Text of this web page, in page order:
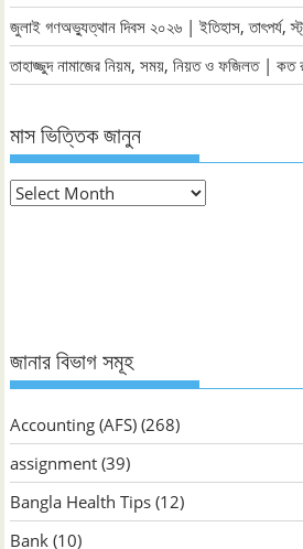
জুলাই গণঅভ্যুত্থান দিবস ২০২৬ | ইতিহাস, তাৎপর্য,
তাহাজ্জুদ নামাজের নিয়ম, সময়, নিয়ত ও ফজিলত | কত
মাস ভিত্তিক জানুন
মাস
জানার বিভাগ সমূহ
Accounting (AFS) (268)
assignment (39)
Bangla Health Tips (12)
Bank (10)